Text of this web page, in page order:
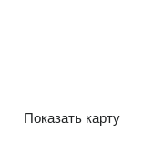
Показать карту